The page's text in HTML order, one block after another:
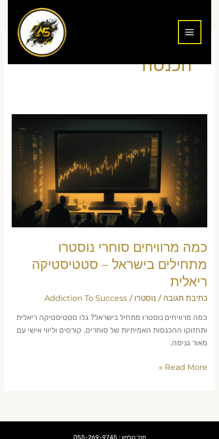
הכנסה
כמה מרוויחים סוחרי נוסטרו
מתחילים בישראל – סטטיסטיקה
ריאלית
כתיבת תגובה / נוסטרו /
Addiction To Success
כמה מרוויחים נוסטרו מתחיל בישראל? גלו סטטיסטיקה ריאלית
ותחזוקו ההכנסות האמיתיות של סוחרים. קורסים וליווי אישי עם
מאור גנימה.
מרוויחים
נוסטרו
מתחילים
בישראל
סטטיסטיקה
Read More »
מס' טלפון : 055-269-9745